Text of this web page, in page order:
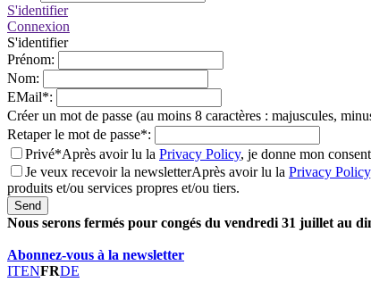
S'identifier
Connexion
S'identifier
Prénom:
Nom:
EMail*:
Créer un mot de passe (au moins 8 caractères : majuscules,
Retaper le mot de passe*:
Privé*Après avoir lu la Privacy Policy, je donne mon
Je veux recevoir la newsletterAprès avoir lu la Privacy Policy
produits et/ou services propres et/ou tiers.
Send
Nous serons fermés pour congés du vendredi 31 juillet au
Abonnez-vous à la newsletter
ITENFRDE